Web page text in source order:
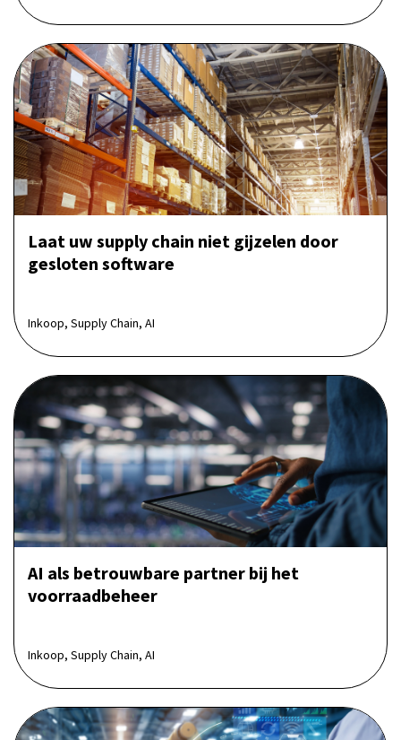
Laat uw supply chain niet gijzelen door
gesloten software
Inkoop, Supply Chain, AI
AI als betrouwbare partner bij het
voorraadbeheer
Inkoop, Supply Chain, AI